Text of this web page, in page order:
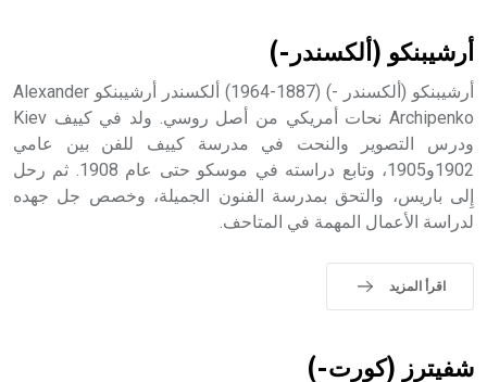
- هل تعلم أن أبجر Abgar اسم معروف جيداً يعود إلى عدد من
الملوك الذين حكموا مدينة إديسا (الرها) من أبجر الأول وحتى
التاسع، وهم ينتسبون إلى أسرة أوسروين
حيث تقتصر القيمة الصوتية للعلامة الك
أرشيبنكو (ألكسندر-)
أرشيبنكو (ألكسندر -) (1887-1964) ألكسندر أرشيبنكو Alexander
Archipenko نحات أمريكي من أصل روسي. ولد في كييف Kiev
ودرس التصوير والنحت في مدرسة كييف للفن بين عامي
1902و1905، وتابع دراسته في موسكو حتى عام 1908. ثم رحل
إِلى باريس، والتحق بمدرسة الفنون الجميلة، وخصص جل جهده
لدراسة الأعمال المهمة في المتاحف.
اقرأ المزيد
شفيترز (كورت-)